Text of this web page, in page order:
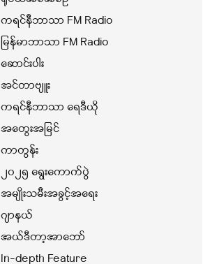
ကရင်နီဘာသာ FM Radio
မြန်မာဘာသာ FM Radio
ဆောင်းပါး
အင်တာဗျူး
ကရင်နီဘာသာ ရေဒီယို
အတွေးအမြင်
ကာတွန်း
၂၀၂၅ ရွေးကောက်ပွဲ
အမျိုးသမီးအခွင့်အရေး
ဂျာနယ်
အယ်ဒီတာ့အာဘော်
In-depth Feature